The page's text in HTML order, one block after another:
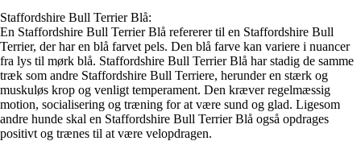
Staffordshire Bull Terrier Blå:
En Staffordshire Bull Terrier Blå refererer til en Staffordshire Bull
Terrier, der har en blå farvet pels. Den blå farve kan variere i nuancer
fra lys til mørk blå. Staffordshire Bull Terrier Blå har stadig de samme
træk som andre Staffordshire Bull Terriere, herunder en stærk og
muskuløs krop og venligt temperament. Den kræver regelmæssig
motion, socialisering og træning for at være sund og glad. Ligesom
andre hunde skal en Staffordshire Bull Terrier Blå også opdrages
positivt og trænes til at være velopdragen.